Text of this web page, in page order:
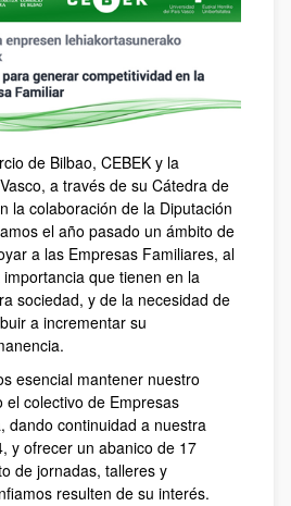
de Bilbao, CEBEK y la
a través de su Cátedra de
la colaboración de la Diputación
el año pasado un ámbito de
a las Empresas Familiares, al
que tienen en la
sociedad, y de la necesidad de
a incrementar su
esencial mantener nuestro
colectivo de Empresas
dando continuidad a nuestra
y ofrecer un abanico de 17
de jornadas, talleres y
resulten de su interés.